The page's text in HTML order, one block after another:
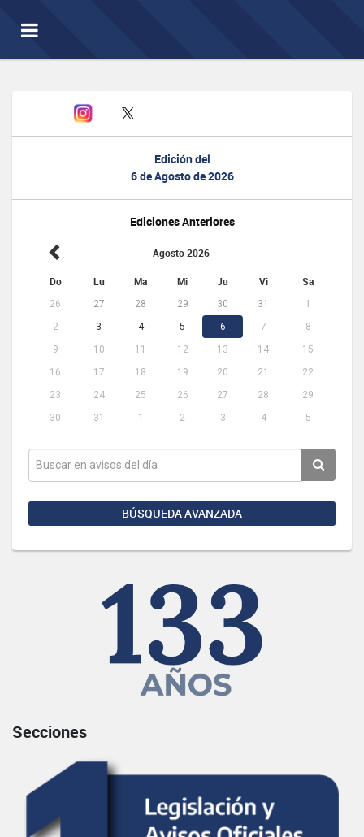
Toggle
navigation
Edición del
6 de Agosto de 2026
Ediciones Anteriores
Agosto 2026
Do Lu Ma Mi Ju Vi Sa
26 27 28 29 30 31
1
2
3 4 5 6 7
8
9
10 11 12 13 14
15
16
17 18 19 20 21
22
23
24 25 26 27 28
29
30
31 1 2 3 4 5
BÚSQUEDA AVANZADA
Secciones